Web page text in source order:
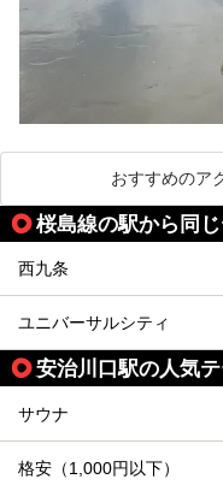
おすすめのア
桜島線の駅から同
西九条
ユニバーサルシティ
安治川口駅の人気
サウナ
格安（1,000円以下）